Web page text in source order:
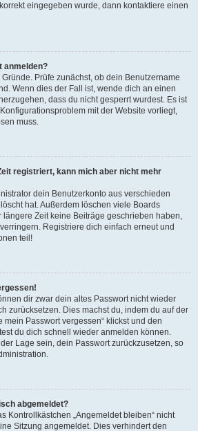
eingegeben wurde, dann kontaktiere einen
anmelden?
Prüfe zunächst, ob dein Benutzername
Wenn dies der Fall ist, wende dich an einen
dass du nicht gesperrt wurdest. Es ist
mit der Website vorliegt,
muss.
registriert, kann mich aber nicht mehr
dein Benutzerkonto aus verschieden
hat. Außerdem löschen viele Boards
längere Zeit keine Beiträge geschrieben haben,
Registriere dich einfach erneut und
teil!
dir zwar dein altes Passwort nicht wieder
zurücksetzen. Dies machst du, indem du auf der
mein Passwort vergessen“ klickst und den
du dich schnell wieder anmelden können.
Lage sein, dein Passwort zurückzusetzen, so
abgemeldet?
Kontrollkästchen „Angemeldet bleiben“ nicht
Sitzung angemeldet. Dies verhindert den